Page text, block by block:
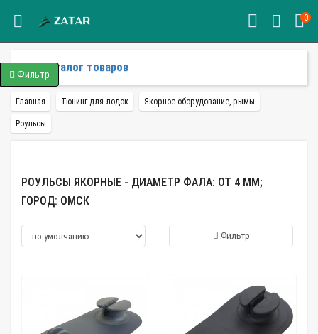
0
Каталог товаров
Главная Тюнинг для лодок Якорное оборудование, рымы
Роульсы
РОУЛЬСЫ ЯКОРНЫЕ - ДИАМЕТР ФАЛА: ОТ 4 ММ;
ГОРОД: ОМСК
Фильтр
Фильтр